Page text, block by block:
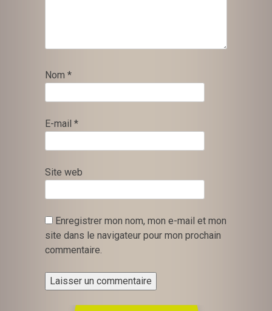
Nom *
E-mail *
Site web
Enregistrer mon nom, mon e-mail et mon
site dans le navigateur pour mon prochain
commentaire.